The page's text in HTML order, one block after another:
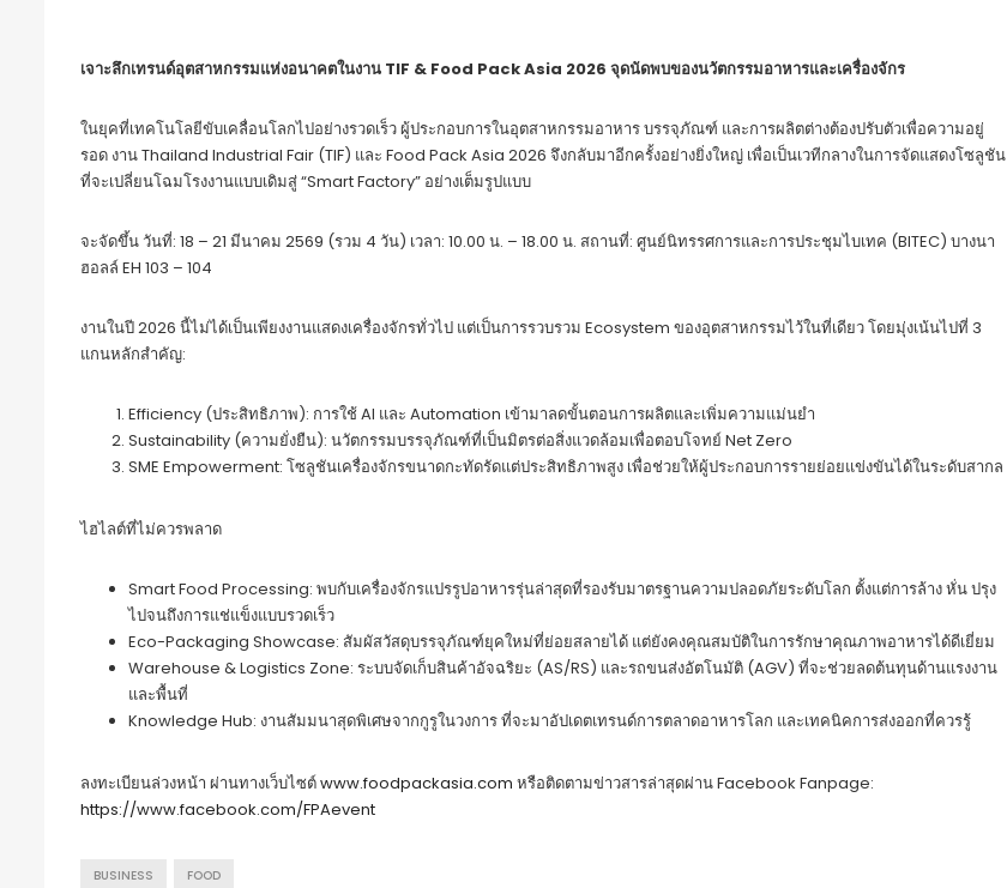
เจาะลึกเทรนด์อุตสาหกรรมแห่งอนาคตในงาน TIF & Food Pack Asia 2026 จุดนัดพบของนวัตกรรมอาหารและเครื่องจักร
ในยุคที่เทคโนโลยีขับเคลื่อนโลกไปอย่างรวดเร็ว ผู้ประกอบการในอุตสาหกรรมอาหาร บรรจุภัณฑ์ และการผลิตต่างต้องปรับตัวเพื่อความอยู่
รอด งาน Thailand Industrial Fair (TIF) และ Food Pack Asia 2026 จึงกลับมาอีกครั้งอย่างยิ่งใหญ่ เพื่อเป็นเวทีกลางในการจัดแสดงโซลูชัน
ที่จะเปลี่ยนโฉมโรงงานแบบเดิมสู่ “Smart Factory” อย่างเต็มรูปแบบ
จะจัดขึ้น วันที่: 18 – 21 มีนาคม 2569 (รวม 4 วัน) เวลา: 10.00 น. – 18.00 น. สถานที่: ศูนย์นิทรรศการและการประชุมไบเทค (BITEC) บางนา
ฮอลล์ EH 103 – 104
งานในปี 2026 นี้ไม่ได้เป็นเพียงงานแสดงเครื่องจักรทั่วไป แต่เป็นการรวบรวม Ecosystem ของอุตสาหกรรมไว้ในที่เดียว โดยมุ่งเน้นไปที่ 3
แกนหลักสำคัญ:
Efficiency (ประสิทธิภาพ): การใช้ AI และ Automation เข้ามาลดขั้นตอนการผลิตและเพิ่มความแม่นยำ
Sustainability (ความยั่งยืน): นวัตกรรมบรรจุภัณฑ์ที่เป็นมิตรต่อสิ่งแวดล้อมเพื่อตอบโจทย์ Net Zero
SME Empowerment: โซลูชันเครื่องจักรขนาดกะทัดรัดแต่ประสิทธิภาพสูง เพื่อช่วยให้ผู้ประกอบการรายย่อยแข่งขันได้ในระดับสากล
ไฮไลต์ที่ไม่ควรพลาด
Smart Food Processing: พบกับเครื่องจักรแปรรูปอาหารรุ่นล่าสุดที่รองรับมาตรฐานความปลอดภัยระดับโลก ตั้งแต่การล้าง หั่น ปรุง
ไปจนถึงการแช่แข็งแบบรวดเร็ว
Eco-Packaging Showcase: สัมผัสวัสดุบรรจุภัณฑ์ยุคใหม่ที่ย่อยสลายได้ แต่ยังคงคุณสมบัติในการรักษาคุณภาพอาหารได้ดีเยี่ยม
Warehouse & Logistics Zone: ระบบจัดเก็บสินค้าอัจฉริยะ (AS/RS) และรถขนส่งอัตโนมัติ (AGV) ที่จะช่วยลดต้นทุนด้านแรงงาน
และพื้นที่
Knowledge Hub: งานสัมมนาสุดพิเศษจากกูรูในวงการ ที่จะมาอัปเดตเทรนด์การตลาดอาหารโลก และเทคนิคการส่งออกที่ควรรู้
ลงทะเบียนล่วงหน้า ผ่านทางเว็บไซต์www.foodpackasia.com หรือติดตามข่าวสารล่าสุดผ่าน Facebook Fanpage:
https://www.facebook.com/FPAevent
BUSINESS FOOD